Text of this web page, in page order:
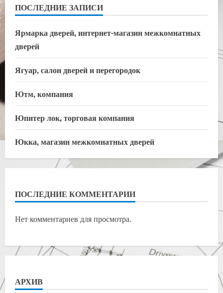
ПОСЛЕДНИЕ ЗАПИСИ
Ярмарка дверей, интернет-магазин межкомнатных
дверей
Ягуар, салон дверей и перегородок
Ютм, компания
Юпитер лок, торговая компания
Юкка, магазин межкомнатных дверей
ПОСЛЕДНИЕ КОММЕНТАРИИ
Нет комментариев для просмотра.
АРХИВ